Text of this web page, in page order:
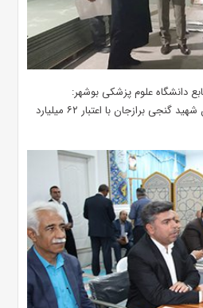
دانشگاه علوم پزشکی بوشهر:
پروژه‌های عمرانی بیمارستان شهید گنجی برازجان با اعتبار ۶۲ میلیارد